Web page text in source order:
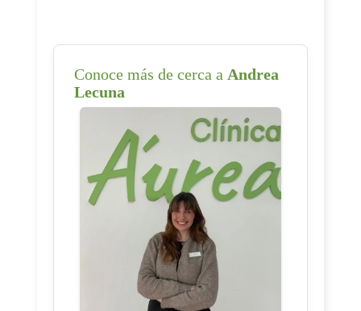
Conoce más de cerca a Andrea
Lecuna